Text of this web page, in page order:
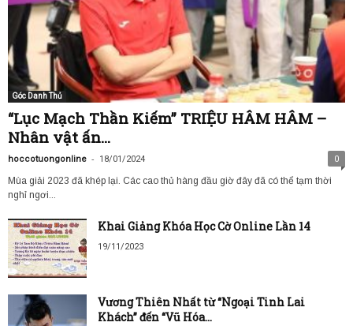
Góc Danh Thủ
“Lục Mạch Thần Kiếm” TRIỆU HÂM HÂM –
Nhân vật ấn...
hoccotuongonline - 18/01/2024 0
Mùa giải 2023 đã khép lại. Các cao thủ hàng đầu giờ đây đã có thể tạm thời
nghỉ ngơi...
Khai Giảng Khóa Học Cờ Online Lần 14
19/11/2023
Vương Thiên Nhất từ “Ngoại Tinh Lai
Khách” đến “Vũ Hóa...